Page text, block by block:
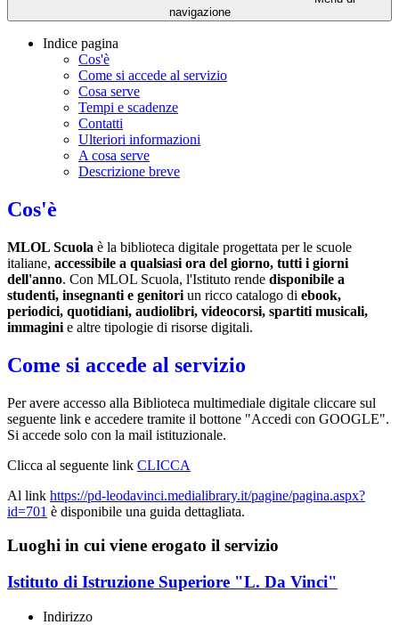
navigazione
Indice pagina
Cos'è
Come si accede al servizio
Cosa serve
Tempi e scadenze
Contatti
Ulteriori informazioni
A cosa serve
Descrizione breve
Cos'è
MLOL Scuola è la biblioteca digitale progettata per le scuole
italiane, accessibile a qualsiasi ora del giorno, tutti i giorni
dell'anno. Con MLOL Scuola, l'Istituto rende disponibile a
studenti, insegnanti e genitori un ricco catalogo di ebook,
periodici, quotidiani, audiolibri, videocorsi, spartiti musicali,
immagini e altre tipologie di risorse digitali.
Come si accede al servizio
Per avere accesso alla Biblioteca multimediale digitale cliccare sul
seguente link e accedere tramite il bottone "Accedi con GOOGLE".
Si accede solo con la mail istituzionale.
Clicca al seguente link CLICCA
Al link https://pd-leodavinci.medialibrary.it/pagine/pagina.aspx?
id=701 è disponibile una guida dettagliata.
Luoghi in cui viene erogato il servizio
Istituto di Istruzione Superiore "L. Da Vinci"
Indirizzo